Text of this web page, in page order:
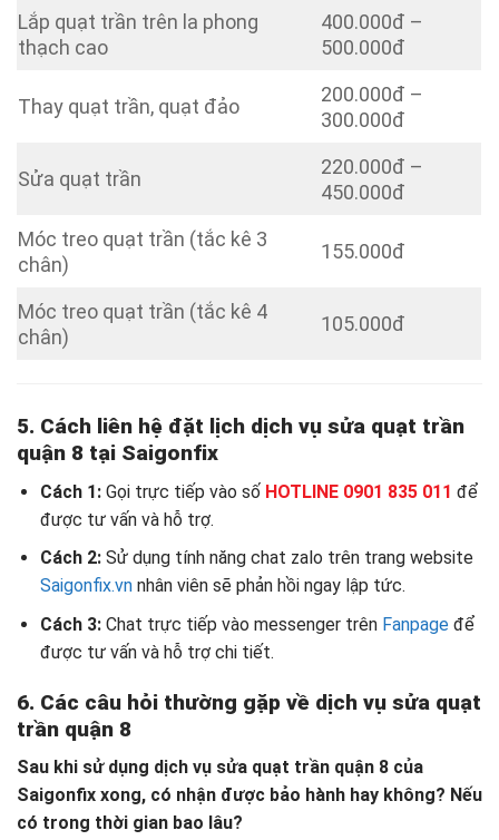
Lắp quạt trần trên la phong
thạch cao
400.000đ –
500.000đ
Thay quạt trần, quạt đảo
200.000đ –
300.000đ
Sửa quạt trần
220.000đ –
450.000đ
Móc treo quạt trần (tắc kê 3
chân)
155.000đ
Móc treo quạt trần (tắc kê 4
chân)
105.000đ
5. Cách liên hệ đặt lịch dịch vụ sửa quạt trần
quận 8 tại Saigonfix
Cách 1: Gọi trực tiếp vào số HOTLINE 0901 835 011 để
được tư vấn và hỗ trợ.
Cách 2:Sử dụng tính năng chat zalo trên trang website
Saigonfix.vnnhân viên sẽ phản hồi ngay lập tức.
Cách 3:Chat trực tiếp vào messenger trên Fanpageđể
được tư vấn và hỗ trợ chi tiết.
6. Các câu hỏi thường gặp về dịch vụ sửa quạt
trần quận 8
Sau khi sử dụng dịch vụ sửa quạt trần quận 8 của
Saigonfix xong, có nhận được bảo hành hay không? Nếu
có trong thời gian bao lâu?